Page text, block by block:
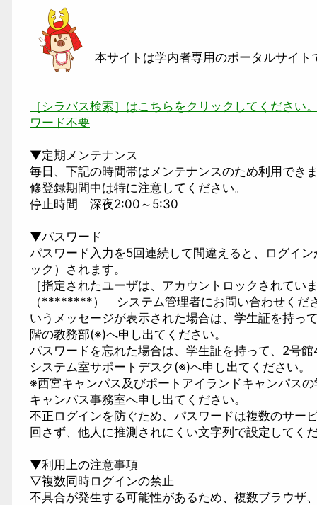
本サイトは学内者専用のポータルサイト
［シラバス検索］はこちらをクリックしてください
ワード不要
▼定期メンテナンス
毎日、下記の時間帯はメンテナンスのため利用でき
修登録期間中は特に注意してください。
停止時間 深夜2:00～5:30
▼パスワード
パスワード入力を5回連続して間違えると、ログイ
ック）されます。
［指定されたユーザは、アカウントロックされてい
（********） システム管理者にお問い合わせくだ
いうメッセージが表示された場合は、学生証を持っ
階の教務部(※)へ申し出てください。
パスワードを忘れた場合は、学生証を持って、2号
システム室サポートデスク(※)へ申し出てください。
※西宮キャンパス及びポートアイランドキャンパス
キャンパス事務室へ申し出てください。
不正ログインを防ぐため、パスワードは複数のサー
回さず、他人に推測されにくい文字列で設定してく
▼利用上の注意事項
▽複数同時ログインの禁止
不具合が発生する可能性があるため、複数ブラウザ